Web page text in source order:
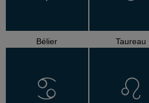
Bélier Taureau